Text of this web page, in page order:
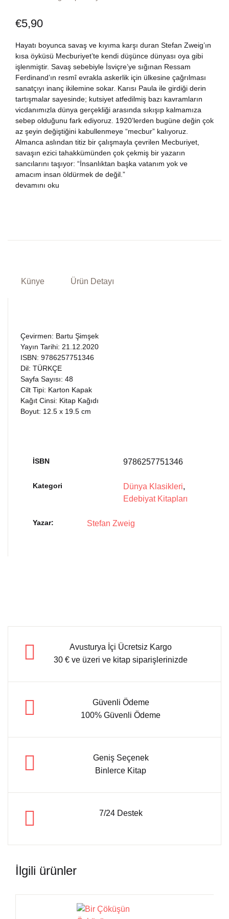
Edebiyat
Felsefe
Fransızca
Ingilizce
Kişisel Gelişim
Kitap Siparişi
Sepetim
Bize Ulaşın
TR
DE
€5,90
Hayatı boyunca savaş ve kıyıma karşı duran Stefan Zweig’ın
kısa öyküsü Mecburiyet’te kendi düşünce dünyası oya gibi
işlenmiştir. Savaş sebebiyle İsviçre’ye sığınan Ressam
Ferdinand’ın resmî evrakla askerlik için ülkesine çağrılması
sanatçıyı inanç ikilemine sokar. Karısı Paula ile girdiği derin
tartışmalar sayesinde; kutsiyet atfedilmiş bazı kavramların
vicdanımızla dünya gerçekliği arasında sıkışıp kalmamıza
sebep olduğunu fark ediyoruz. 1920’lerden bugüne değin çok
az şeyin değiştiğini kabullenmeye “mecbur” kalıyoruz.
Almanca aslından titiz bir çalışmayla çevrilen Mecburiyet,
savaşın ezici tahakkümünden çok çekmiş bir yazarın
sancılarını taşıyor: “İnsanlıktan başka vatanım yok ve
amacım insan öldürmek de değil.”
devamını oku
Künye Ürün Detayı
Çevirmen: Bartu Şimşek
Yayın Tarihi: 21.12.2020
ISBN: 9786257751346
Dil: TÜRKÇE
Sayfa Sayısı: 48
Cilt Tipi: Karton Kapak
Kağıt Cinsi: Kitap Kağıdı
Boyut: 12.5 x 19.5 cm
İSBN 9786257751346
Kategori Dünya Klasikleri,
Edebiyat Kitapları
Yazar Stefan Zweig
Avusturya İçi Ücretsiz Kargo
30 € ve üzeri ve kitap siparişlerinizde
Güvenli Ödeme
100% Güvenli Ödeme
Geniş Seçenek
Binlerce Kitap
7/24 Destek
İlgili ürünler